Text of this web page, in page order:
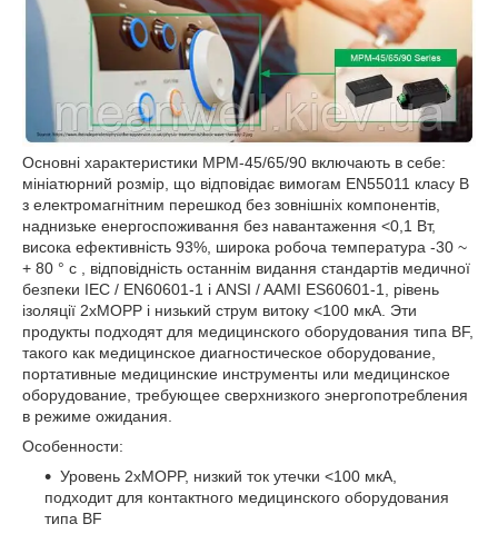
Основні характеристики MPM-45/65/90 включають в себе:
мініатюрний розмір, що відповідає вимогам EN55011 класу B
з електромагнітним перешкод без зовнішніх компонентів,
наднизьке енергоспоживання без навантаження <0,1 Вт,
висока ефективність 93%, широка робоча температура -30 ~
+ 80 ° с , відповідність останнім видання стандартів медичної
безпеки IEC / EN60601-1 і ANSI / AAMI ES60601-1, рівень
ізоляції 2xMOPP і низький струм витоку <100 мкА. Эти
продукты подходят для медицинского оборудования типа BF,
такого как медицинское диагностическое оборудование,
портативные медицинские инструменты или медицинское
оборудование, требующее сверхнизкого энергопотребления
в режиме ожидания.
Особенности:
Уровень 2xMOPP, низкий ток утечки <100 мкА,
подходит для контактного медицинского оборудования
типа BF